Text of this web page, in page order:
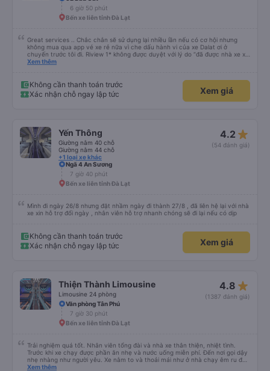
hong hết lời luôn á !!! 💛 thiệt chứ bao năm đi xe lần đầu gặp hai người tử tế
vậy cái xúc động quá ! 🥹
6 giờ 50 phút
Bến xe liên tỉnh Đà Lạt
Great services .. Chắc chắn sẽ sử dụng lại nhiều lần nếu có cơ hội nhưng
không mua qua app vé xe rẻ nữa vì che dấu hành vi của xe Dalat ơi ở
chuyến trước tôi đi. Riview 1* không được duyệt với lý do “đã được nhà xe xử
lý với khách hàng” trong khi tôi là khách hàng và trải nghiệm của tôi lại nói là
Chúng tôi cũng sẽ viết bài trên các nền tảng về trải nghiệm của tôi cả về
Dalat lẫn vé xe rẻ. Xin cảm ơn.
Xem thêm
Không cần thanh toán trước
Xác nhận chỗ ngay lập tức
Xem giá
Yến Thông
Giường nằm 40 chỗ
Giường nằm 44 chỗ
+1 loại xe khác
4.2 star_rate
(54 đánh giá)
Ngã 4 An Sương
7 giờ 40 phút
Bến xe liên tỉnh Đà Lạt
Mình đi ngày 26/8 nhưng đặt nhầm ngày đi thành 27/8 , đã liên hệ lại với nhà
xe xin hỗ trợ đổi ngày , nhân viên hỗ trợ nhanh chóng sẽ đi lại nếu có dịp
Không cần thanh toán trước
Xác nhận chỗ ngay lập tức
Xem giá
Thiện Thành Limousine
Limousine 24 phòng
4.8 star_rate
(1387 đánh giá)
Văn phòng Tân Phú
7 giờ 30 phút
Bến xe liên tỉnh Đà Lạt
Trải nghiệm quá tốt. Nhân viên tổng đài và nhà xe thân thiện, nhiệt tình.
Trước khi xe chạy được phần ăn nhẹ và nước uống miễn phí. Đến nơi gọi dậy
nhẹ nhàng như người yêu. Xe nằm to và thoải mái như ở nhà chạy êm ru đến
nơi lúc nào không hay luôn. I had very good experience with this bus
Xem thêm